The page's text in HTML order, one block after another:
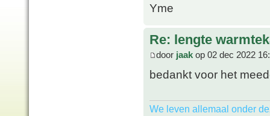
Yme
Re: lengte
door jaak op 02 dec 2022
bedankt voor het
We leven allemaal onder